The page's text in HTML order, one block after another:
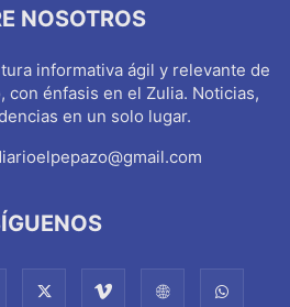
NOSOTROS
informativa ágil y relevante de
con énfasis en el Zulia. Noticias,
en un solo lugar.